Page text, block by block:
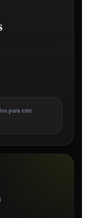
para este